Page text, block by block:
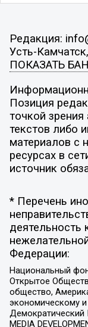
Редакция:
Усть-
ПОКАЗАТЬ
Позиция
точкой
текстов либо
материалов с
ресурсах в
источник
* Перечень
деятельность
Федерации:
Национальный
Открытое
общество,
экономическому
MEDIA